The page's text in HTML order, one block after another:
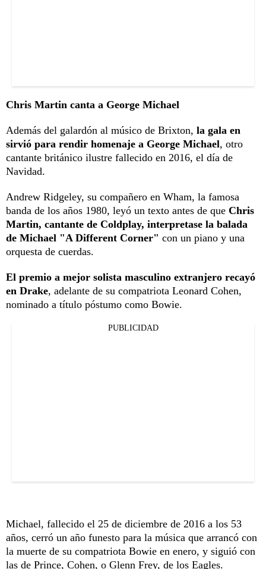
Chris Martin canta a George Michael
Además del galardón al músico de Brixton, la gala en
sirvió para rendir homenaje a George Michael, otro
cantante británico ilustre fallecido en 2016, el día de
Navidad.
Andrew Ridgeley, su compañero en Wham, la famosa
banda de los años 1980, leyó un texto antes de que Chris
Martin, cantante de Coldplay, interpretase la balada
de Michael "A Different Corner" con un piano y una
orquesta de cuerdas.
El premio a mejor solista masculino extranjero recayó
en Drake, adelante de su compatriota Leonard Cohen,
nominado a título póstumo como Bowie.
PUBLICIDAD
Michael, fallecido el 25 de diciembre de 2016 a los 53
años, cerró un año funesto para la música que arrancó con
la muerte de su compatriota Bowie en enero, y siguió con
las de Prince, Cohen, o Glenn Frey, de los Eagles.